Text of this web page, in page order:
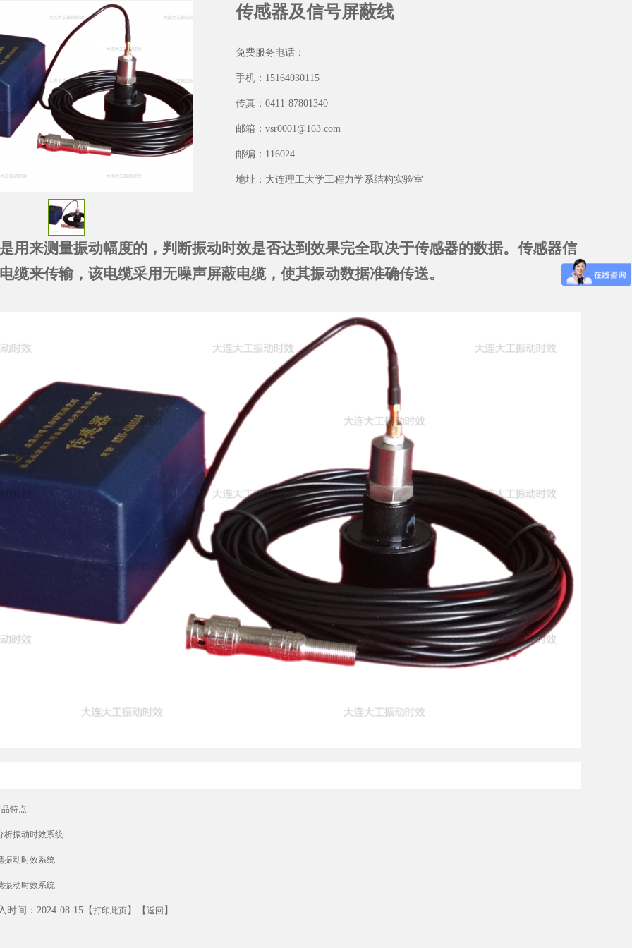
1
传感器及信号屏蔽线
免费服务电话：
手机：15164030115
传真：0411-87801340
邮箱：vsr0001@163.com
邮编：116024
地址：大连理工大学工程力学系结构实验室
用来测量振动幅度的，判断振动时效是否达到效果完全取决于传感器的数据。传感器信
缆来传输，该电缆采用无噪声屏蔽电缆，使其振动数据准确传送。
特点
析振动时效系统
振动时效系统
振动时效系统
时间：2024-08-15【打印此页 】【返回 】